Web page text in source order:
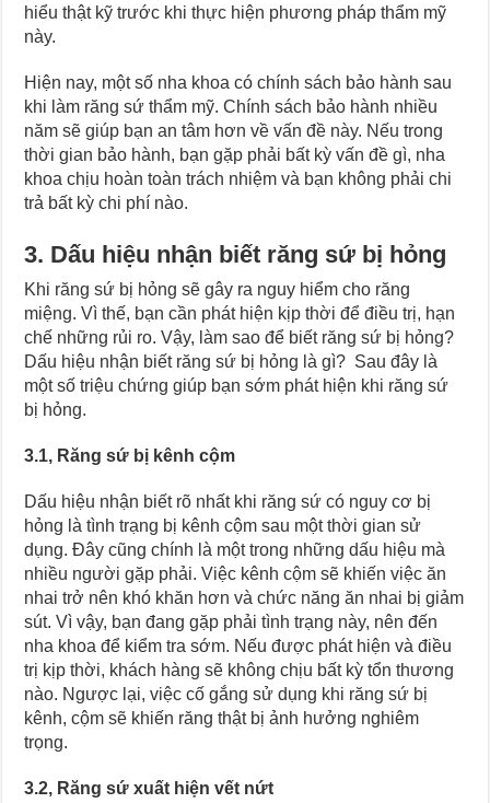
hiểu thật kỹ trước khi thực hiện phương pháp thẩm mỹ
này.
Hiện nay, một số nha khoa có chính sách bảo hành sau
khi làm răng sứ thẩm mỹ. Chính sách bảo hành nhiều
năm sẽ giúp bạn an tâm hơn về vấn đề này. Nếu trong
thời gian bảo hành, bạn gặp phải bất kỳ vấn đề gì, nha
khoa chịu hoàn toàn trách nhiệm và bạn không phải chi
trả bất kỳ chi phí nào.
3. Dấu hiệu nhận biết răng sứ bị hỏng
Khi răng sứ bị hỏng sẽ gây ra nguy hiểm cho răng
miệng. Vì thế, bạn cần phát hiện kịp thời để điều trị, hạn
chế những rủi ro. Vậy, làm sao để biết răng sứ bị hỏng?
Dấu hiệu nhận biết răng sứ bị hỏng là gì? Sau đây là
một số triệu chứng giúp bạn sớm phát hiện khi răng sứ
bị hỏng.
3.1, Răng sứ bị kênh cộm
Dấu hiệu nhận biết rõ nhất khi răng sứ có nguy cơ bị
hỏng là tình trạng bị kênh cộm sau một thời gian sử
dụng. Đây cũng chính là một trong những dấu hiệu mà
nhiều người gặp phải. Việc kênh cộm sẽ khiến việc ăn
nhai trở nên khó khăn hơn và chức năng ăn nhai bị giảm
sút. Vì vậy, bạn đang gặp phải tình trạng này, nên đến
nha khoa để kiểm tra sớm. Nếu được phát hiện và điều
trị kịp thời, khách hàng sẽ không chịu bất kỳ tổn thương
nào. Ngược lại, việc cố gắng sử dụng khi răng sứ bị
kênh, cộm sẽ khiến răng thật bị ảnh hưởng nghiêm
trọng.
3.2, Răng sứ xuất hiện vết nứt